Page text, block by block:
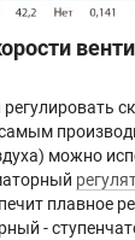
можно
плавное
-